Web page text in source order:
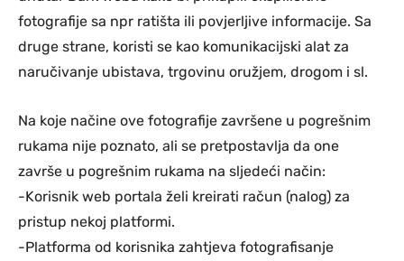
fotografije sa npr ratišta ili povjerljive informacije. Sa
druge strane, koristi se kao komunikacijski alat za
naručivanje ubistava, trgovinu oružjem, drogom i sl.
Na koje načine ove fotografije završene u pogrešnim
rukama nije poznato, ali se pretpostavlja da one
završe u pogrešnim rukama na sljedeći način:
-Korisnik web portala želi kreirati račun (nalog) za
pristup nekoj platformi.
-Platforma od korisnika zahtjeva fotografisanje